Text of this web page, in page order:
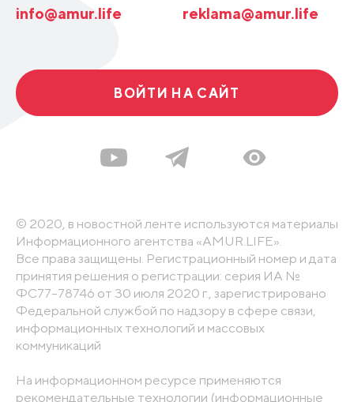
info@amur.life reklama@amur.life
ВОЙТИ НА САЙТ
© 2020, в новостной ленте используются материалы
Информационного агентства «AMUR.LIFE».
Все права защищены. Регистрационный номер и дата
принятия решения о регистрации: серия ИА №
ФС77-78746 от 30 июля 2020 г., зарегистрировано
Федеральной службой по надзору в сфере связи,
информационных технологий и массовых
коммуникаций
На информационном ресурсе применяются
рекомендательные технологии (информационные